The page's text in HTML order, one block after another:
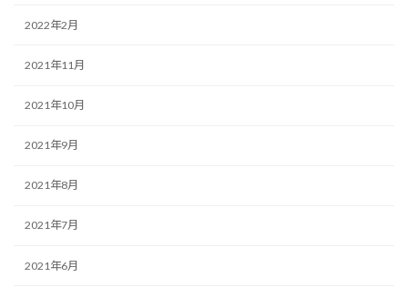
2022年2月
2021年11月
2021年10月
2021年9月
2021年8月
2021年7月
2021年6月